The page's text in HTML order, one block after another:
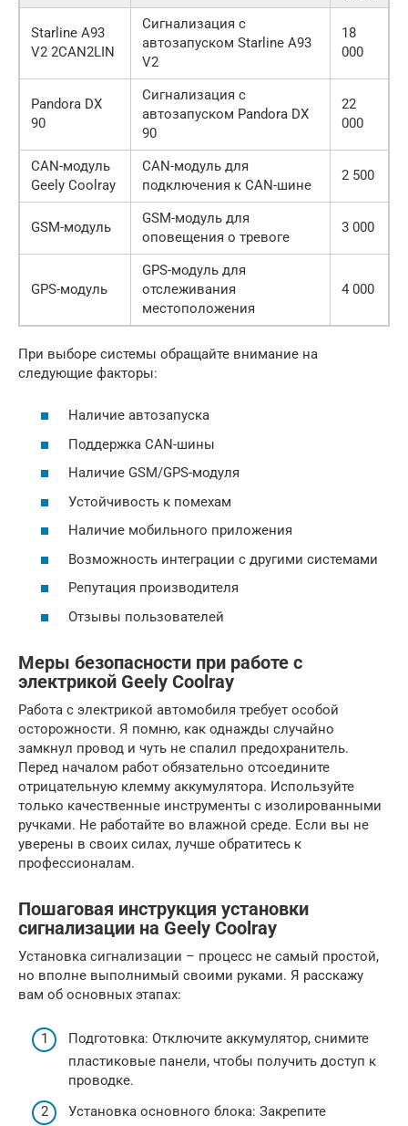
Starline A93
V2 2CAN2LIN
Сигнализация с
автозапуском Starline A93
V2
18
000
Pandora DX
90
Сигнализация с
автозапуском Pandora DX
90
22
000
CAN-модуль
Geely Coolray
CAN-модуль для
подключения к CAN-шине
2 500
GSM-модуль
GSM-модуль для
оповещения о тревоге
3 000
GPS-модуль
GPS-модуль для
отслеживания
местоположения
4 000
При выборе системы обращайте внимание на
следующие факторы:
Наличие автозапуска
Поддержка CAN-шины
Наличие GSM/GPS-модуля
Устойчивость к помехам
Наличие мобильного приложения
Возможность интеграции с другими системами
Репутация производителя
Отзывы пользователей
Меры безопасности при работе с
электрикой Geely Coolray
Работа с электрикой автомобиля требует особой
осторожности. Я помню, как однажды случайно
замкнул провод и чуть не спалил предохранитель.
Перед началом работ обязательно отсоедините
отрицательную клемму аккумулятора. Используйте
только качественные инструменты с изолированными
ручками. Не работайте во влажной среде. Если вы не
уверены в своих силах, лучше обратитесь к
профессионалам.
Пошаговая инструкция установки
сигнализации на Geely Coolray
Установка сигнализации – процесс не самый простой,
но вполне выполнимый своими руками. Я расскажу
вам об основных этапах:
Подготовка: Отключите аккумулятор, снимите
пластиковые панели, чтобы получить доступ к
проводке.
Установка основного блока: Закрепите